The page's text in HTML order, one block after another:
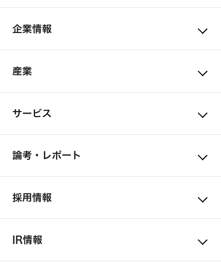
企業情報
産業
サービス
論考・レポート
採用情報
IR情報